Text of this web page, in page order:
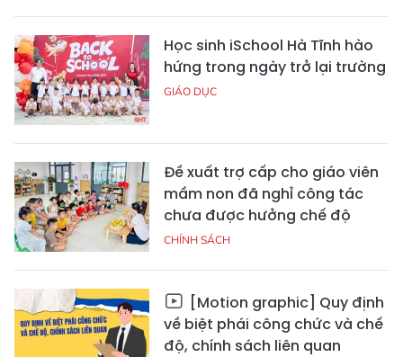
Học sinh iSchool Hà Tĩnh hào
hứng trong ngày trở lại trường
GIÁO DỤC
Đề xuất trợ cấp cho giáo viên
mầm non đã nghỉ công tác
chưa được hưởng chế độ
CHÍNH SÁCH
[Motion graphic] Quy định
về biệt phái công chức và chế
độ, chính sách liên quan